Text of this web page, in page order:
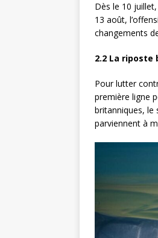
Dès le 10
13 août,
changements
2.2 La riposte
Pour lutter
première ligne
britanniques, le
parviennent à